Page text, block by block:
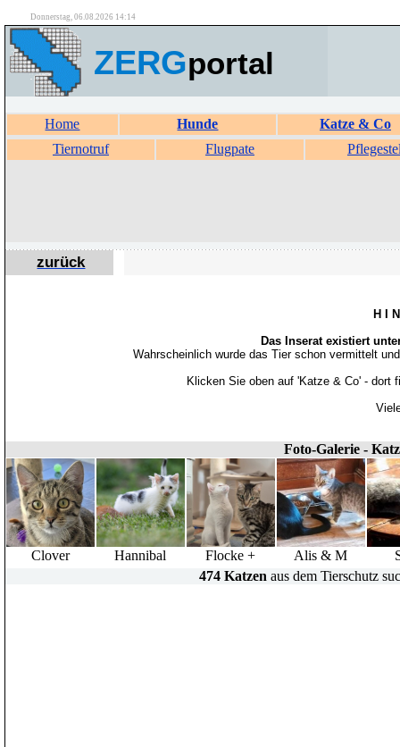
Donnerstag, 06.08.2026 14:14
ZERGportal
Home Hunde
Katze & Co
Tiernotruf
Flugpate
zurück
H I
Das Inserat existiert
Wahrscheinlich wurde das Tier schon vermittelt
Klicken Sie oben auf 'Katze & Co' - dort
Foto-Galerie -
Clover Hannibal Flocke + Alis & M
474 Katzen aus dem Tierschutz